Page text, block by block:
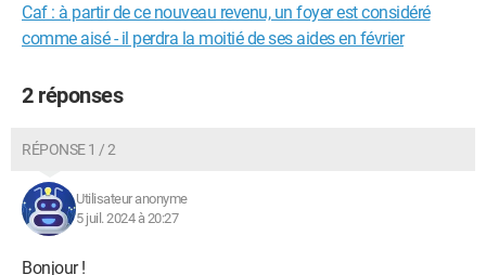
Caf : à partir de ce nouveau revenu, un foyer est considéré
comme aisé - il perdra la moitié de ses aides en février
2 réponses
RÉPONSE 1 / 2
Utilisateur anonyme
5 juil. 2024 à 20:27
Bonjour !